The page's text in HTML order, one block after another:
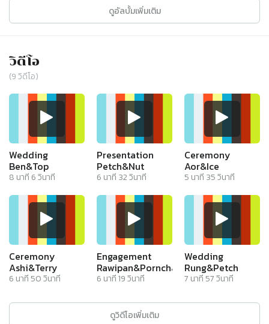
ดูอัลบั้มเพิ่มเติม
วิดีโอ
(9วิดีโอ)
Wedding
Ben&Top
8 นาที 6วินาที
Presentation
Petch&Nut
6 นาที 32วินาที
Ceremony
Aor&Ice
5 นาที 35วินาที
Ceremony
Ashi&Terry
6 นาที 50วินาที
Engagement
Rawipan&Pornchai
6 นาที19วินาที
Wedding
Rung&Petch
7 นาที 57วินาที
ดูวิดีโอเพิ่มเติม